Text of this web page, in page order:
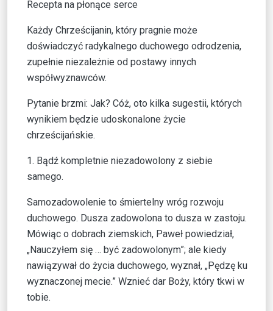
Recepta na płonące serce
Każdy Chrześcijanin, który pragnie może
doświadczyć radykalnego duchowego odrodzenia,
zupełnie niezależnie od postawy innych
współwyznawców.
Pytanie brzmi: Jak? Cóż, oto kilka sugestii, których
wynikiem będzie udoskonalone życie
chrześcijańskie.
1. Bądź kompletnie niezadowolony z siebie
samego.
Samozadowolenie to śmiertelny wróg rozwoju
duchowego. Dusza zadowolona to dusza w zastoju.
Mówiąc o dobrach ziemskich, Paweł powiedział,
„Nauczyłem się … być zadowolonym”; ale kiedy
nawiązywał do życia duchowego, wyznał, „Pędzę ku
wyznaczonej mecie.” Wznieć dar Boży, który tkwi w
tobie.